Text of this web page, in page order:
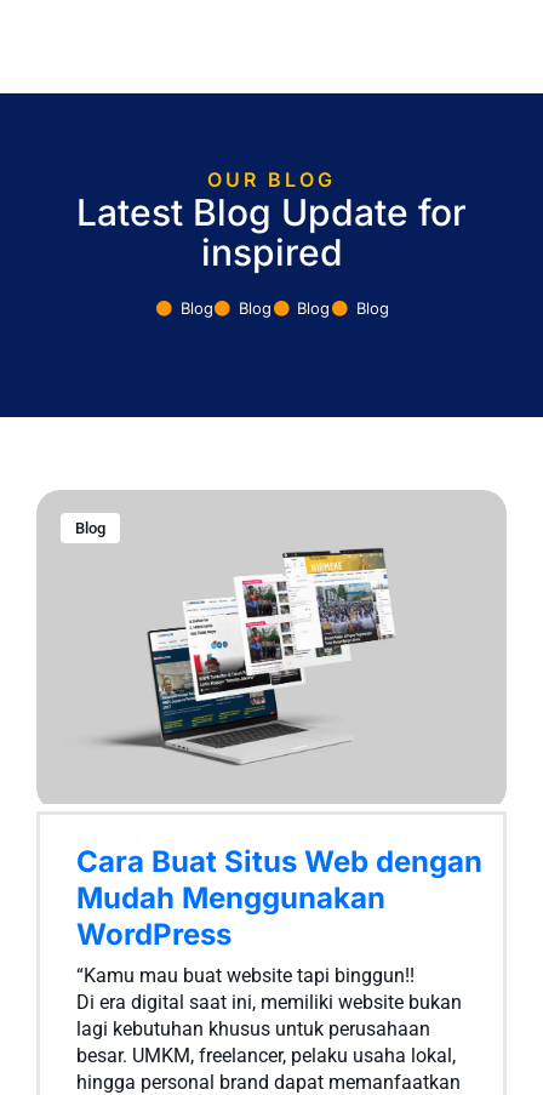
OUR BLOG
Latest Blog Update for
inspired
Blog Blog Blog Blog
Blog
Cara Buat Situs Web dengan
Mudah Menggunakan
WordPress
“Kamu mau buat website tapi binggun!!
Di era digital saat ini, memiliki website bukan
lagi kebutuhan khusus untuk perusahaan
besar. UMKM, freelancer, pelaku usaha lokal,
hingga personal brand dapat memanfaatkan